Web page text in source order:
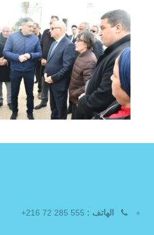
الهاتف :